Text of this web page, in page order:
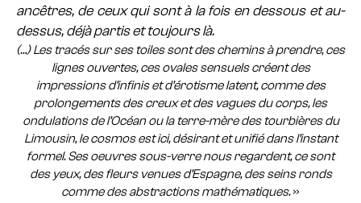
ancêtres, de ceux qui sont à la fois en dessous et au-
dessus, déjà partis et toujours là.
(…) Les tracés sur ses toiles sont des chemins à prendre, ces
lignes ouvertes, ces ovales sensuels créent des
impressions d’infinis et d’érotisme latent, comme des
prolongements des creux et des vagues du corps, les
ondulations de l’Océan ou la terre-mère des tourbières du
Limousin, le cosmos est ici, désirant et unifié dans l’instant
formel. Ses oeuvres sous-verre nous regardent, ce sont
des yeux, des fleurs venues d’Espagne, des seins ronds
comme des abstractions mathématiques.»